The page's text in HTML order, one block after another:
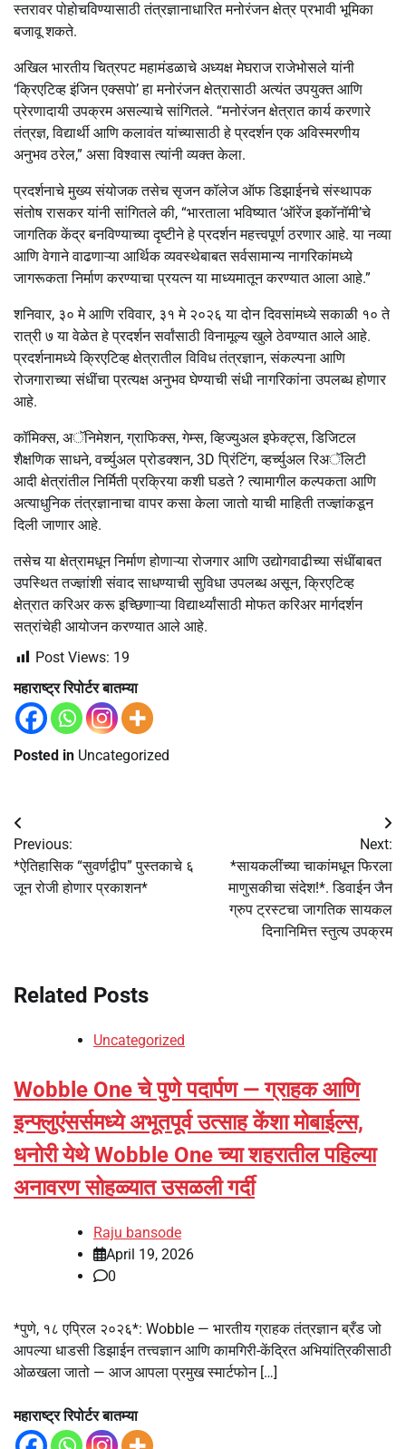
स्तरावर पोहोचविण्यासाठी तंत्रज्ञानाधारित मनोरंजन क्षेत्र प्रभावी भूमिका
बजावू शकते.
अखिल भारतीय चित्रपट महामंडळाचे अध्यक्ष मेघराज राजेभोसले यांनी
‘क्रिएटिव्ह इंजिन एक्सपो’ हा मनोरंजन क्षेत्रासाठी अत्यंत उपयुक्त आणि
प्रेरणादायी उपक्रम असल्याचे सांगितले. “मनोरंजन क्षेत्रात कार्य करणारे
तंत्रज्ञ, विद्यार्थी आणि कलावंत यांच्यासाठी हे प्रदर्शन एक अविस्मरणीय
अनुभव ठरेल,” असा विश्वास त्यांनी व्यक्त केला.
प्रदर्शनाचे मुख्य संयोजक तसेच सृजन कॉलेज ऑफ डिझाईनचे संस्थापक
संतोष रासकर यांनी सांगितले की, “भारताला भविष्यात ‘ऑरेंज इकॉनॉमी’चे
जागतिक केंद्र बनविण्याच्या दृष्टीने हे प्रदर्शन महत्त्वपूर्ण ठरणार आहे. या नव्या
आणि वेगाने वाढणाऱ्या आर्थिक व्यवस्थेबाबत सर्वसामान्य नागरिकांमध्ये
जागरूकता निर्माण करण्याचा प्रयत्न या माध्यमातून करण्यात आला आहे.”
शनिवार, ३० मे आणि रविवार, ३१ मे २०२६ या दोन दिवसांमध्ये सकाळी १० ते
रात्री ७ या वेळेत हे प्रदर्शन सर्वांसाठी विनामूल्य खुले ठेवण्यात आले आहे.
प्रदर्शनामध्ये क्रिएटिव्ह क्षेत्रातील विविध तंत्रज्ञान, संकल्पना आणि
रोजगाराच्या संधींचा प्रत्यक्ष अनुभव घेण्याची संधी नागरिकांना उपलब्ध होणार
आहे.
कॉमिक्स, अॅनिमेशन, ग्राफिक्स, गेम्स, व्हिज्युअल इफेक्ट्स, डिजिटल
शैक्षणिक साधने, वर्च्युअल प्रोडक्शन, 3D प्रिंटिंग, व्हर्च्युअल रिअॅलिटी
आदी क्षेत्रांतील निर्मिती प्रक्रिया कशी घडते ? त्यामागील कल्पकता आणि
अत्याधुनिक तंत्रज्ञानाचा वापर कसा केला जातो याची माहिती तज्ज्ञांकडून
दिली जाणार आहे.
तसेच या क्षेत्रामधून निर्माण होणाऱ्या रोजगार आणि उद्योगवाढीच्या संधींबाबत
उपस्थित तज्ज्ञांशी संवाद साधण्याची सुविधा उपलब्ध असून, क्रिएटिव्ह
क्षेत्रात करिअर करू इच्छिणाऱ्या विद्यार्थ्यांसाठी मोफत करिअर मार्गदर्शन
सत्रांचेही आयोजन करण्यात आले आहे.
Post Views: 19
महाराष्ट्र रिपोर्टर बातम्या
Posted in Uncategorized
Post
navigation
Previous:
*ऐतिहासिक “सुवर्णद्वीप” पुस्तकाचे ६
जून रोजी होणार प्रकाशन*
Next:
*सायकलींच्या चाकांमधून फिरला
माणुसकीचा संदेश!*. डिवाईन जैन
ग्रुप ट्रस्टचा जागतिक सायकल
दिनानिमित्त स्तुत्य उपक्रम
Related Posts
Uncategorized
Wobble One चे पुणे पदार्पण — ग्राहक आणि
इन्फ्लुएंसर्समध्ये अभूतपूर्व उत्साह केंशा मोबाईल्स,
धनोरी येथे Wobble One च्या शहरातील पहिल्या
अनावरण सोहळ्यात उसळली गर्दी
Raju bansode
April 19, 2026
0
*पुणे, १८ एप्रिल २०२६*: Wobble — भारतीय ग्राहक तंत्रज्ञान ब्रँड जो
आपल्या धाडसी डिझाईन तत्त्वज्ञान आणि कामगिरी-केंद्रित अभियांत्रिकीसाठी
ओळखला जातो — आज आपला प्रमुख स्मार्टफोन […]
महाराष्ट्र रिपोर्टर बातम्या